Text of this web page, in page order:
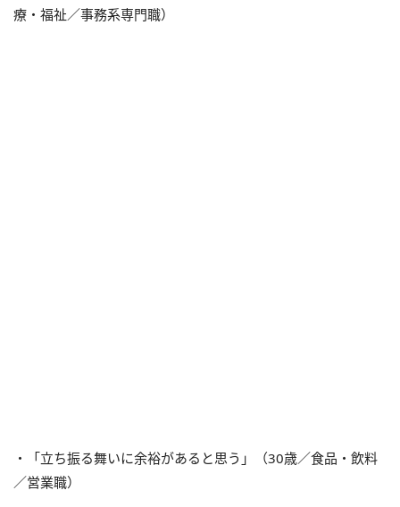
療・福祉／事務系専門職）
・「立ち振る舞いに余裕があると思う」（30歳／食品・飲料
／営業職）